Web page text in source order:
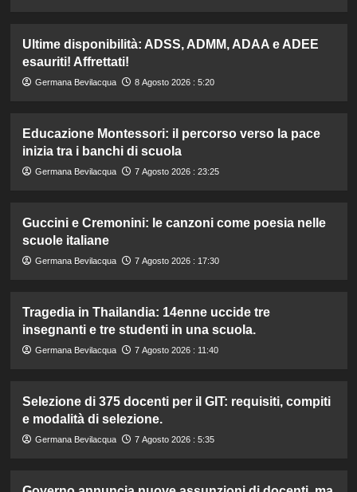
Ultime disponibilità: ADSS, ADMM, ADAA e ADEE
esauriti! Affrettati!
Germana Bevilacqua 8 Agosto 2026 : 5:20
Educazione Montessori: il percorso verso la pace
inizia tra i banchi di scuola
Germana Bevilacqua 7 Agosto 2026 : 23:25
Guccini e Cremonini: le canzoni come poesia nelle
scuole italiane
Germana Bevilacqua 7 Agosto 2026 : 17:30
Tragedia in Thailandia: 14enne uccide tre
insegnanti e tre studenti in una scuola.
Germana Bevilacqua 7 Agosto 2026 : 11:40
Selezione di 375 docenti per il GIT: requisiti, compiti
e modalità di selezione.
Germana Bevilacqua 7 Agosto 2026 : 5:35